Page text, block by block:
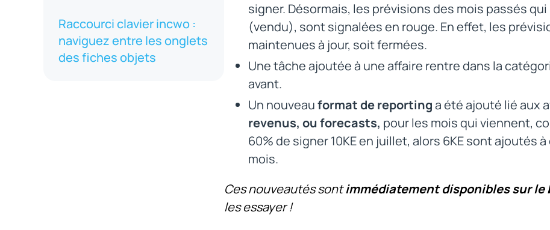
Raccourci clavier incwo :
naviguez entre les onglets
des fiches objets
signer. Désormais, les prévisions des mois passés
(vendu), sont signalées en rouge. En effet, les
maintenues à jour, soit fermées.
Une tâche ajoutée à une affaire rentre dans la
avant.
Un nouveauformat de reportinga été ajouté lié aux
revenus, ou forecasts, pour les mois qui viennent,
60% de signer 10KE en juillet, alors 6KE sont ajoutés
mois.
Ces nouveautés sontimmédiatement disponibles sur
les essayer !